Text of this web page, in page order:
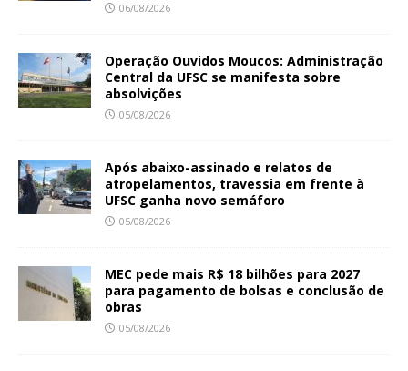
06/08/2026
Operação Ouvidos Moucos: Administração
Central da UFSC se manifesta sobre
absolvições
05/08/2026
Após abaixo-assinado e relatos de
atropelamentos, travessia em frente à
UFSC ganha novo semáforo
05/08/2026
MEC pede mais R$ 18 bilhões para 2027
para pagamento de bolsas e conclusão de
obras
05/08/2026